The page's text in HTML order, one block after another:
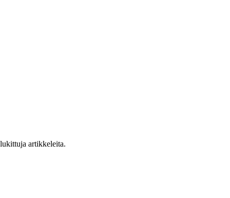
artikkeleita.